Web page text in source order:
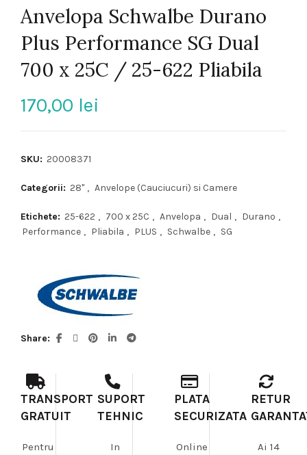
Anvelopa Schwalbe Durano
Plus Performance SG Dual
700 x 25C / 25-622 Pliabila
170,00 lei
SKU: 20008371
Categorii: 28" , Anvelope (Cauciucuri) si Camere
Etichete: 25-622 , 700 x 25C , Anvelopa , Dual , Durano ,
Performance , Pliabila , PLUS , Schwalbe , SG
Share
TRANSPORT
GRATUIT
Pentru
SUPORT
TEHNIC
In
PLATA
SECURIZATA
Online
RETUR
Ai 14